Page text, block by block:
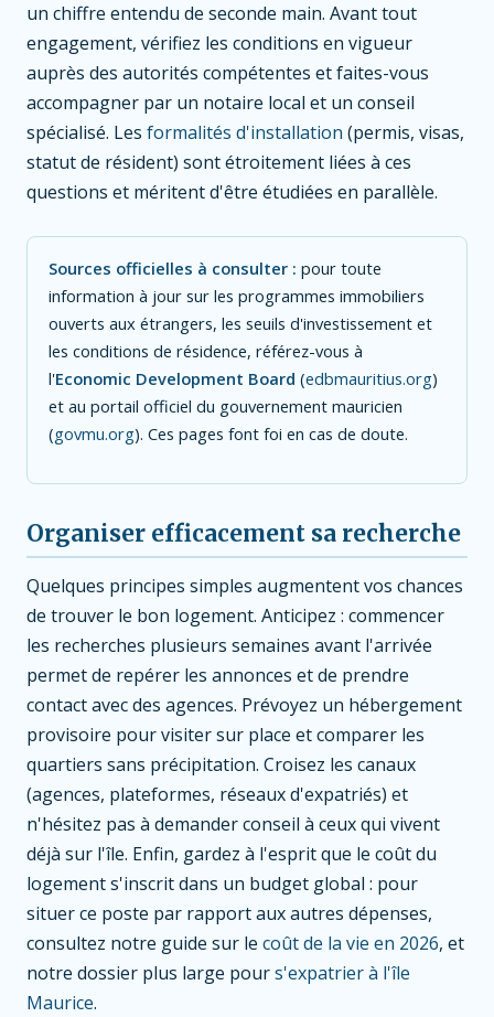
un chiffre entendu de seconde main. Avant tout
engagement, vérifiez les conditions en vigueur
auprès des autorités compétentes et faites-vous
accompagner par un notaire local et un conseil
spécialisé. Les formalités d'installation (permis, visas,
statut de résident) sont étroitement liées à ces
questions et méritent d'être étudiées en parallèle.
Sources officielles à consulter : pour toute
information à jour sur les programmes immobiliers
ouverts aux étrangers, les seuils d'investissement et
les conditions de résidence, référez-vous à
l'Economic Development Board (edbmauritius.org)
et au portail officiel du gouvernement mauricien
(govmu.org). Ces pages font foi en cas de doute.
Organiser efficacement sa recherche
Quelques principes simples augmentent vos chances
de trouver le bon logement. Anticipez : commencer
les recherches plusieurs semaines avant l'arrivée
permet de repérer les annonces et de prendre
contact avec des agences. Prévoyez un hébergement
provisoire pour visiter sur place et comparer les
quartiers sans précipitation. Croisez les canaux
(agences, plateformes, réseaux d'expatriés) et
n'hésitez pas à demander conseil à ceux qui vivent
déjà sur l'île. Enfin, gardez à l'esprit que le coût du
logement s'inscrit dans un budget global : pour
situer ce poste par rapport aux autres dépenses,
consultez notre guide sur le coût de la vie en 2026, et
notre dossier plus large pours'expatrier à l'île
Maurice.